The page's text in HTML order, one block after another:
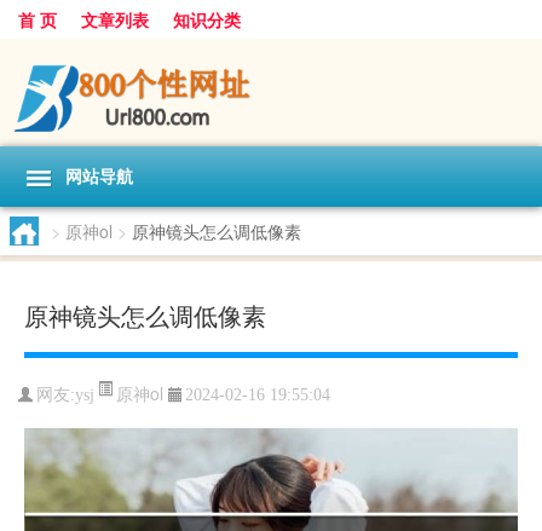
首 页 文章列表 知识分类
网站导航
> 原神ol > 原神镜头怎么调低像素
原神镜头怎么调低像素
网友:ysj 原神ol 2024-02-16 19:55:04